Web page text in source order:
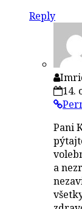
Reply
14.
Pani
a